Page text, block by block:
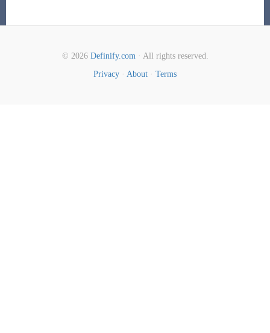
© 2026 Definify.com· All rights reserved.
Privacy · About · Terms